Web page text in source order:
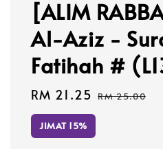
[ALIM
Al-Aziz -
Fatihah #
Sale
price
RM 21.25 Regular
RM 25.00
JIMAT 15%